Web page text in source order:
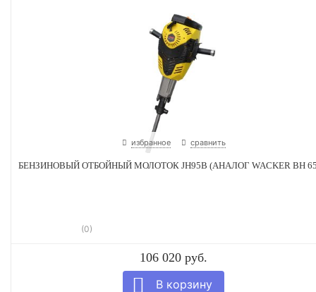
избранное сравнить
БЕНЗИНОВЫЙ ОТБОЙНЫЙ МОЛОТОК JH95B (АНАЛОГ WACKER BH
(0)
106 020 руб.